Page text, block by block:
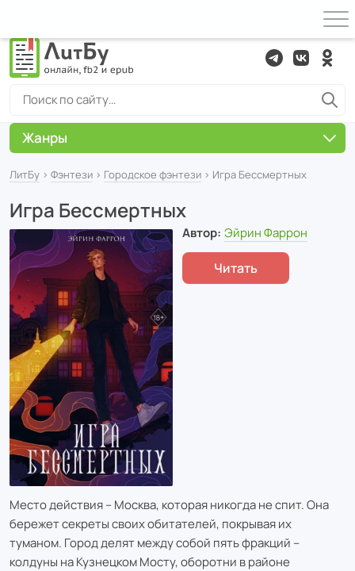
ЛитБу › Фэнтези › Городское фэнтези › Игра Бессмертных
Игра Бессмертных
Автор: Эйрин Фаррон
Читать
Место действия – Москва, которая никогда не спит. Она
бережет секреты своих обитателей, покрывая их
туманом. Город делят между собой пять фракций –
колдуны на Кузнецком Мосту, оборотни в районе
Жанры